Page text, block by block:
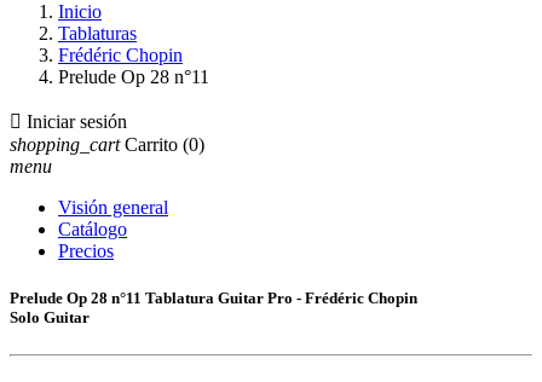
Inicio
Tablaturas
Frédéric Chopin
Prelude Op 28 n°11
 Iniciar sesión
shopping_cart Carrito (0)
menu
Visión general
Catálogo
Precios
Prelude Op 28 n°11 Tablatura Guitar Pro - Frédéric Chopin
Solo Guitar